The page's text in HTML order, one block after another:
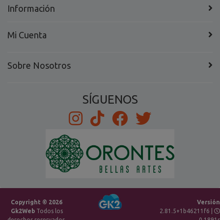
Información
Mi Cuenta
Sobre Nosotros
SÍGUENOS
Copyright © 2026
Gk2WebTodos los
Versión
2.81.5+1b46211f6 |